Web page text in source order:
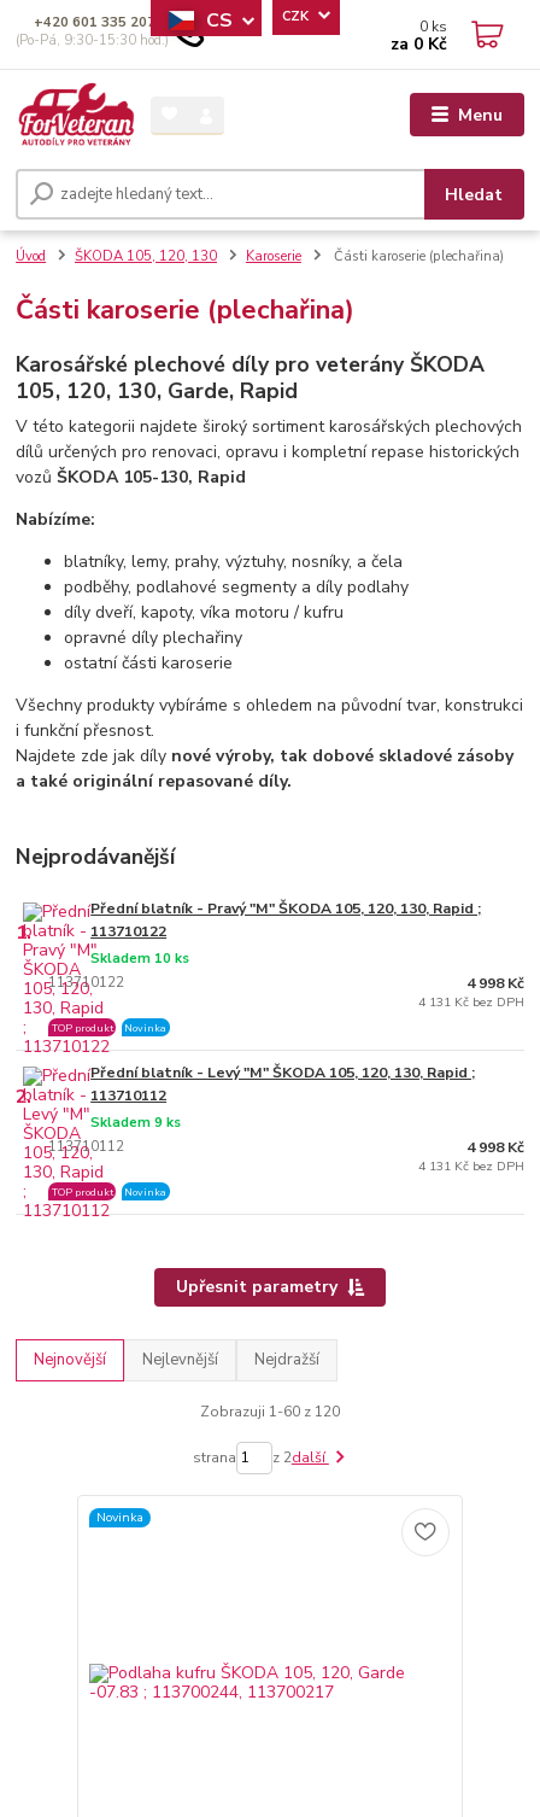
Menu
CS CZK
Hledat
+420 601 335 207
(Po-Pá, 9:30-15:30 hod.)
0 ks
za 0 Kč
Úvod ŠKODA 105, 120, 130 Karoserie Části karoserie (plechařina)
Části karoserie (plechařina)
Karosářské plechové díly pro veterány ŠKODA
105, 120, 130, Garde, Rapid
V této kategorii najdete široký sortiment karosářských plechových
dílů určených pro renovaci, opravu i kompletní repase historických
vozůŠKODA 105-130, Rapid
Nabízíme:
blatníky, lemy, prahy, výztuhy, nosníky, a čela
podběhy, podlahové segmenty a díly podlahy
díly dveří, kapoty, víka motoru / kufru
opravné díly plechařiny
ostatní části karoserie
Všechny produkty vybíráme s ohledem na původní tvar, konstrukci
i funkční přesnost.
Najdete zde jak díly nové výroby, tak dobové skladové zásoby
a také originální repasované díly.
Nejprodávanější
1.
Přední blatník - Pravý "M" ŠKODA 105, 120, 130, Rapid ;
113710122
113710122
Skladem 10 ks
TOP produkt Novinka
4 998 Kč
4 131 Kč bez DPH
2.
Přední blatník - Levý "M" ŠKODA 105, 120, 130, Rapid ;
113710112
113710112
Skladem 9 ks
TOP produkt Novinka
4 998 Kč
4 131 Kč bez DPH
Upřesnit parametry
Nejnovější Nejlevnější Nejdražší
Zobrazuji 1-60 z 120
strana z 2další
Novinka